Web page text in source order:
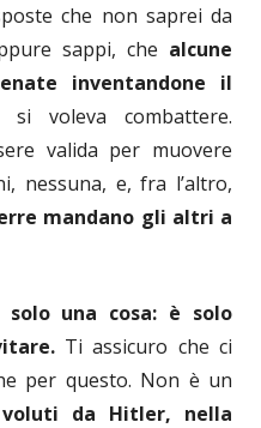
che non saprei da
sappi, che alcune
inventandone il
voleva combattere.
valida per muovere
nessuna, e, fra l’altro,
mandano gli altri a
una cosa: è solo
Ti assicuro che ci
per questo. Non è un
da Hitler, nella